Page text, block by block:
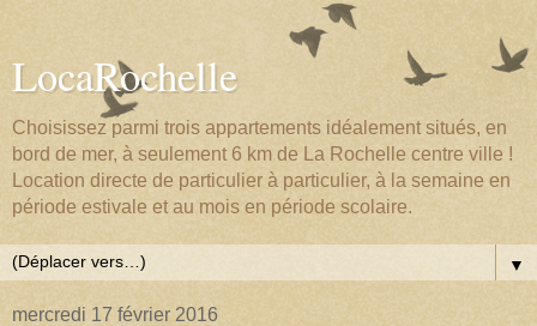
LocaRochelle
Choisissez parmi trois appartements idéalement situés, en
bord de mer, à seulement 6 km de La Rochelle centre ville !
Location directe de particulier à particulier, à la semaine en
période estivale et au mois en période scolaire.
▼
mercredi 17 février 2016